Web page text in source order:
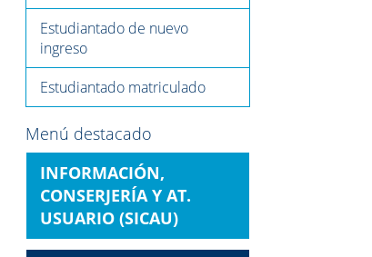
Estudiantado de nuevo
ingreso
Estudiantado matriculado
Menú destacado
INFORMACIÓN,
CONSERJERÍA Y AT.
USUARIO (SICAU)